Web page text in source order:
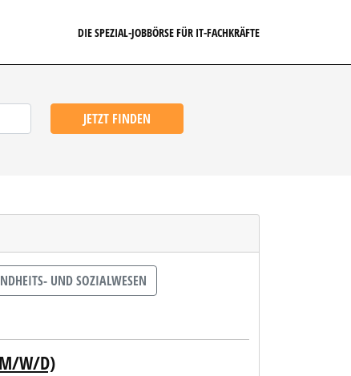
DIE SPEZIAL-JOBBÖRSE FÜR IT-FACHKRÄFTE
JETZT FINDEN
UND SOZIALWESEN
W/D)